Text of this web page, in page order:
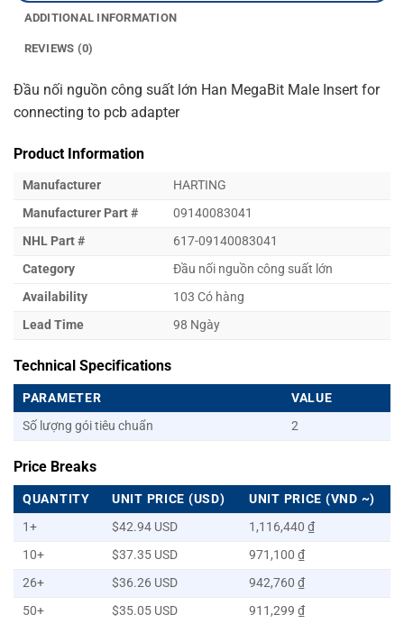
ADDITIONAL INFORMATION
REVIEWS (0)
Đầu nối nguồn công suất lớn Han MegaBit Male Insert for
connecting to pcb adapter
Product Information
Manufacturer
HARTING
Manufacturer Part #
09140083041
NHL Part #
617-09140083041
Category
Đầu nối nguồn công suất lớn
Availability
103 Có hàng
Lead Time
98 Ngày
Technical Specifications
PARAMETER
VALUE
Số lượng gói tiêu chuẩn
2
Price Breaks
QUANTITY UNIT PRICE (USD)
UNIT PRICE (VND ~)
1+
$42.94 USD
1,116,440 ₫
10+
$37.35 USD
971,100 ₫
26+
$36.26 USD
942,760 ₫
50+
$35.05 USD 911,299 ₫